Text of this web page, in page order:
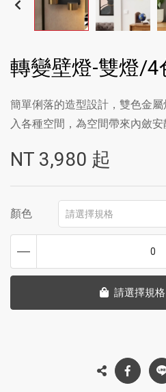
轉變壁燈-雙燈/4
簡單俐落的造型設計，雙色金
入各種空間，為空間帶來內斂安
NT 3,980 起
顏色 請選擇規格
0
請選擇規格